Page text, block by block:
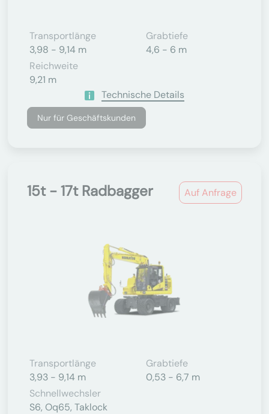
Transportlänge
3,98 - 9,14 m
Grabtiefe
4,6 - 6 m
Reichweite
9,21 m
Technische Details
Nur für Geschäftskunden
Auf Anfrage
15t - 17t Radbagger
Transportlänge
3,93 - 9,14 m
Grabtiefe
0,53 - 6,7 m
Schnellwechsler
S6, Oq65, Taklock